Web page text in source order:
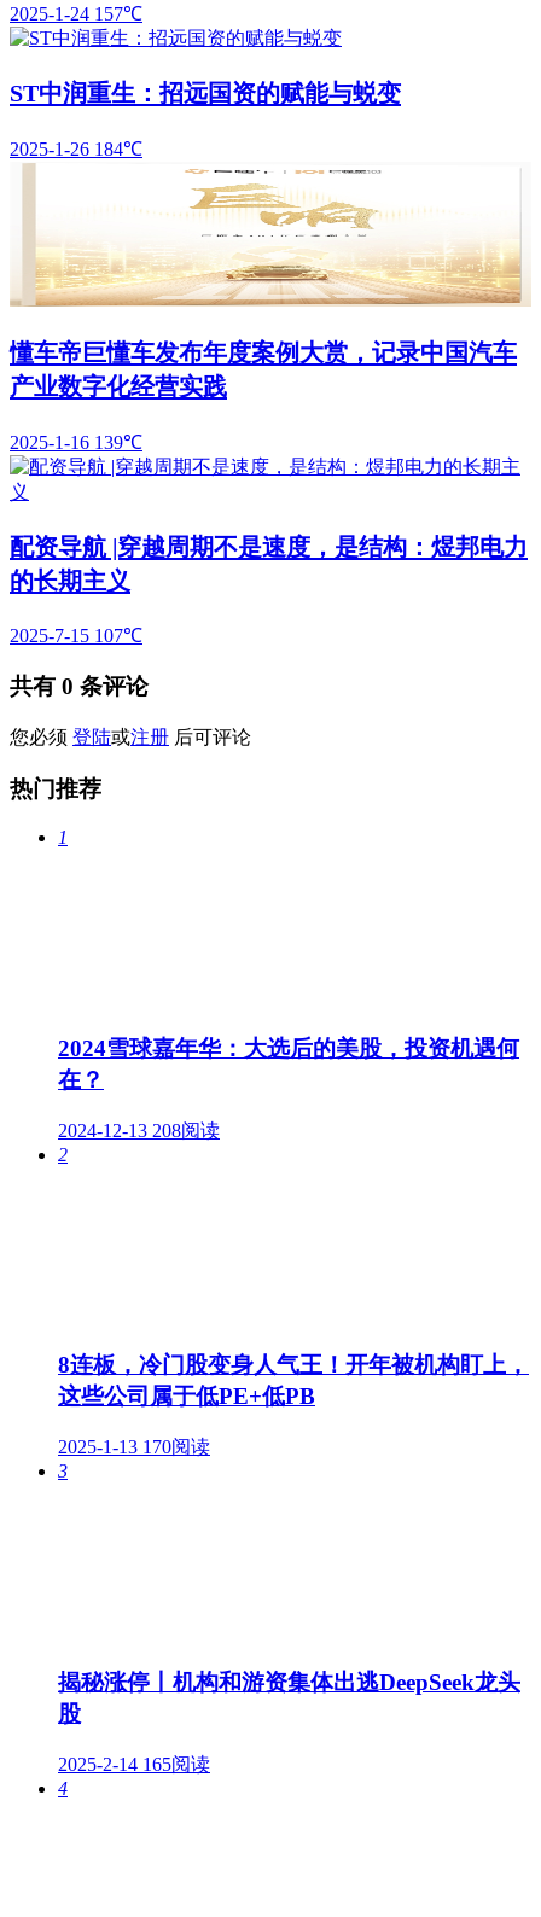
2025-1-24 157℃
ST中润重生：招远国资的赋能与蜕变
2025-1-26 184℃
懂车帝巨懂车发布年度案例大赏，记录中国汽车
产业数字化经营实践
2025-1-16 139℃
配资导航 |穿越周期不是速度，是结构：煜邦电力
的长期主义
2025-7-15 107℃
共有 0 条评论
您必须 登陆或注册 后可评论
热门推荐
1
2024雪球嘉年华：大选后的美股，投资机遇何
在？
2024-12-13 208阅读
2
8连板，冷门股变身人气王！开年被机构盯上，
这些公司属于低PE+低PB
2025-1-13 170阅读
3
揭秘涨停丨机构和游资集体出逃DeepSeek龙头
股
2025-2-14 165阅读
4